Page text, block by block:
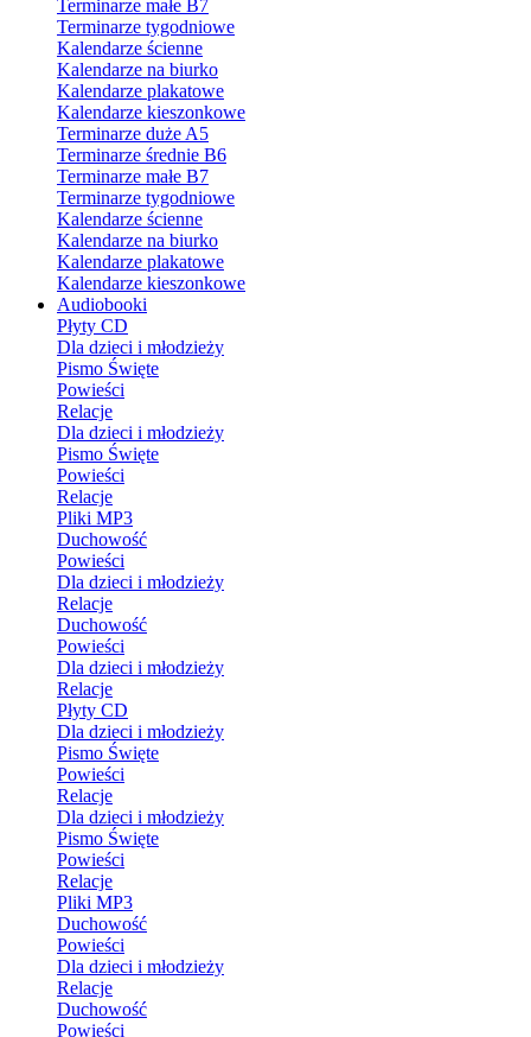
Terminarze małe B7
Terminarze tygodniowe
Kalendarze ścienne
Kalendarze na biurko
Kalendarze plakatowe
Kalendarze kieszonkowe
Terminarze duże A5
Terminarze średnie B6
Terminarze małe B7
Terminarze tygodniowe
Kalendarze ścienne
Kalendarze na biurko
Kalendarze plakatowe
Kalendarze kieszonkowe
Audiobooki
Płyty CD
Dla dzieci i młodzieży
Pismo Święte
Powieści
Relacje
Dla dzieci i młodzieży
Pismo Święte
Powieści
Relacje
Pliki MP3
Duchowość
Powieści
Dla dzieci i młodzieży
Relacje
Duchowość
Powieści
Dla dzieci i młodzieży
Relacje
Płyty CD
Dla dzieci i młodzieży
Pismo Święte
Powieści
Relacje
Dla dzieci i młodzieży
Pismo Święte
Powieści
Relacje
Pliki MP3
Duchowość
Powieści
Dla dzieci i młodzieży
Relacje
Duchowość
Powieści